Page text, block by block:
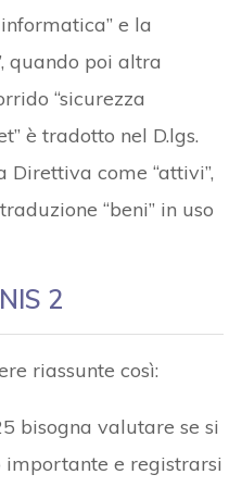
e la
quando poi altra
“sicurezza
è tradotto nel D.lgs.
Direttiva come “attivi”,
“beni” in uso
2
riassunte così:
bisogna valutare se si
importante e registrarsi